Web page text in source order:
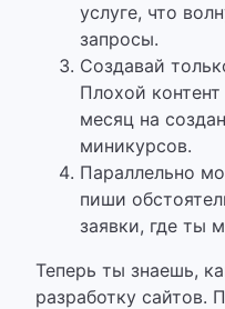
услуге, что
запросы.
Создавай
Плохой
месяц на
миникурсов.
Параллельно
пиши
заявки, где ты
Теперь ты знаешь,
разработку сайтов.